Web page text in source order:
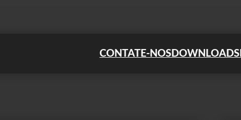
CONTATE-NOS DOWNLOADS